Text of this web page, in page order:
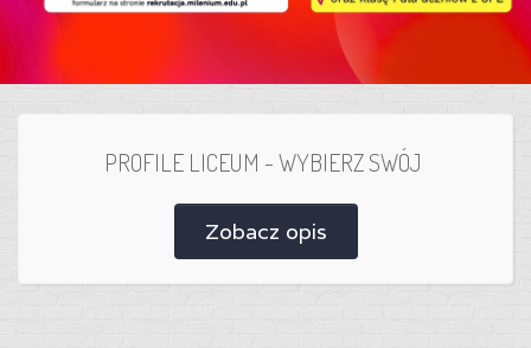
PROFILE LICEUM - WYBIERZ SWÓJ
Zobacz opis